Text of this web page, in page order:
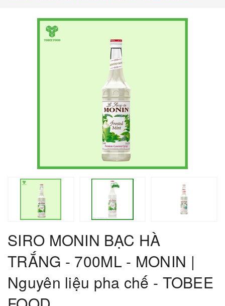
SIRO MONIN BẠC HÀ
TRẮNG - 700ML - MONIN |
Nguyên liệu pha chế - TOBEE